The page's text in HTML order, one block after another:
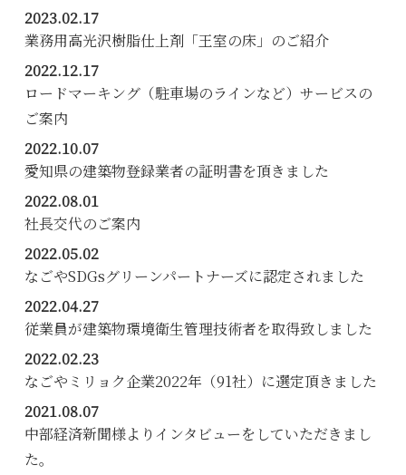
2023.02.17
業務用高光沢樹脂仕上剤「王室の床」のご紹介
2022.12.17
ロードマーキング（駐車場のラインなど）サービスの
ご案内
2022.10.07
愛知県の建築物登録業者の証明書を頂きました
2022.08.01
社長交代のご案内
2022.05.02
なごやSDGsグリーンパートナーズに認定されました
2022.04.27
従業員が建築物環境衛生管理技術者を取得致しました
2022.02.23
なごやミリョク企業2022年（91社）に選定頂きました
2021.08.07
中部経済新聞様よりインタビューをしていただきまし
た。